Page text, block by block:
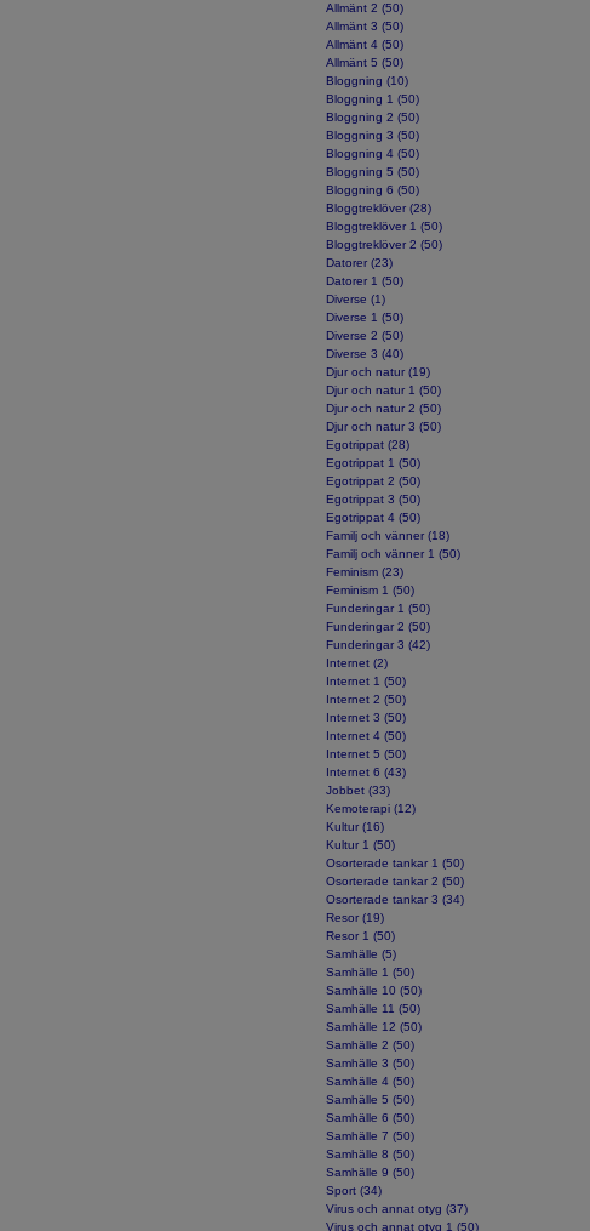
Allmänt 2 (50)
Allmänt 3 (50)
Allmänt 4 (50)
Allmänt 5 (50)
Bloggning (10)
Bloggning 1 (50)
Bloggning 2 (50)
Bloggning 3 (50)
Bloggning 4 (50)
Bloggning 5 (50)
Bloggning 6 (50)
Bloggtreklöver (28)
Bloggtreklöver 1 (50)
Bloggtreklöver 2 (50)
Datorer (23)
Datorer 1 (50)
Diverse (1)
Diverse 1 (50)
Diverse 2 (50)
Diverse 3 (40)
Djur och natur (19)
Djur och natur 1 (50)
Djur och natur 2 (50)
Djur och natur 3 (50)
Egotrippat (28)
Egotrippat 1 (50)
Egotrippat 2 (50)
Egotrippat 3 (50)
Egotrippat 4 (50)
Familj och vänner (18)
Familj och vänner 1 (50)
Feminism (23)
Feminism 1 (50)
Funderingar 1 (50)
Funderingar 2 (50)
Funderingar 3 (42)
Internet (2)
Internet 1 (50)
Internet 2 (50)
Internet 3 (50)
Internet 4 (50)
Internet 5 (50)
Internet 6 (43)
Jobbet (33)
Kemoterapi (12)
Kultur (16)
Kultur 1 (50)
Osorterade tankar 1 (50)
Osorterade tankar 2 (50)
Osorterade tankar 3 (34)
Resor (19)
Resor 1 (50)
Samhälle (5)
Samhälle 1 (50)
Samhälle 10 (50)
Samhälle 11 (50)
Samhälle 12 (50)
Samhälle 2 (50)
Samhälle 3 (50)
Samhälle 4 (50)
Samhälle 5 (50)
Samhälle 6 (50)
Samhälle 7 (50)
Samhälle 8 (50)
Samhälle 9 (50)
Sport (34)
Virus och annat otyg (37)
Virus och annat otyg 1 (50)